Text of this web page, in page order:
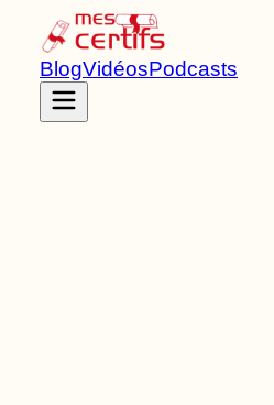
BlogVidéosPodcasts